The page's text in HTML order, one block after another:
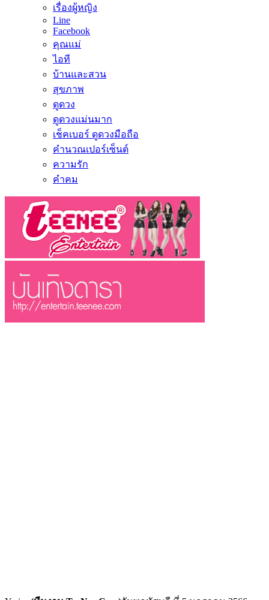
เรื่องผู้หญิง
Line
Facebook
คุณแม่
ไอที
บ้านและสวน
สุขภาพ
ดูดวง
ดูดวงแม่นมาก
เช็คเบอร์ ดูดวงมือถือ
คำนวณเปอร์เซ็นต์
ความรัก
คำคม